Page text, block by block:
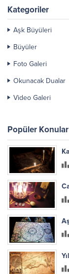
Kategoriler
Aşk Büyüleri
Büyüler
Foto Galeri
Okunacak Dualar
Video Galeri
Popüler Konular